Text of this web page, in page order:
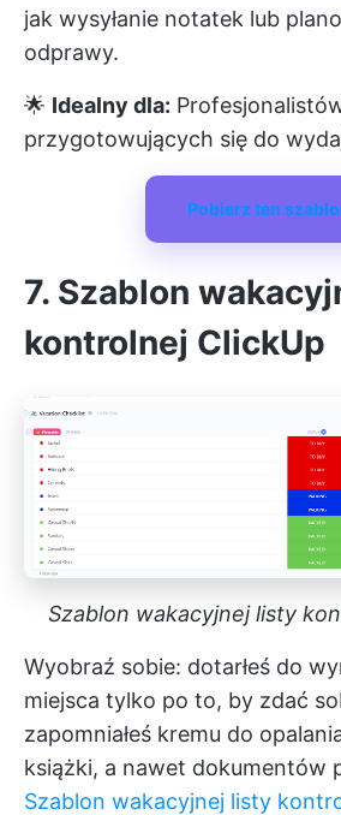
jak wysyłanie notatek lub
odprawy.
🌟 Idealny dla:
przygotowujących się do
Pobierz ten
7. Szablon
kontrolnej ClickUp
Szablon wakacyjnej listy
Wyobraź sobie: dotarłeś do
miejsca tylko po to, by zdać
zapomniałeś kremu do
książki, a nawet dokumentów
Szablon wakacyjnej listy